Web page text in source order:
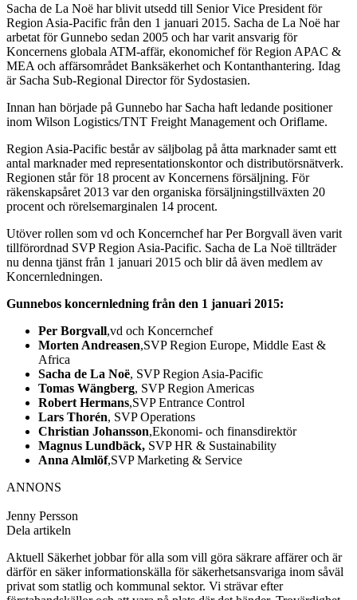
Sacha de La Noë har blivit utsedd till Senior Vice President för
Region Asia-Pacific från den 1 januari 2015. Sacha de La Noë har
arbetat för Gunnebo sedan 2005 och har varit ansvarig för
Koncernens globala ATM-affär, ekonomichef för Region APAC &
MEA och affärsområdet Banksäkerhet och Kontanthantering. Idag
är Sacha Sub-Regional Director för Sydostasien.
Innan han började på Gunnebo har Sacha haft ledande positioner
inom Wilson Logistics/TNT Freight Management och Oriflame.
Region Asia-Pacific består av säljbolag på åtta marknader samt ett
antal marknader med representationskontor och distributörsnätverk.
Regionen står för 18 procent av Koncernens försäljning. För
räkenskapsåret 2013 var den organiska försäljningstillväxten 20
procent och rörelsemarginalen 14 procent.
Utöver rollen som vd och Koncernchef har Per Borgvall även varit
tillförordnad SVP Region Asia-Pacific. Sacha de La Noë tillträder
nu denna tjänst från 1 januari 2015 och blir då även medlem av
Koncernledningen.
Gunnebos koncernledning från den 1 januari 2015:
Per Borgvall,vd och Koncernchef
Morten Andreasen,SVP Region Europe, Middle East &
Africa
Sacha de La Noë, SVP Region Asia-Pacific
Tomas Wängberg, SVP Region Americas
Robert Hermans,SVP Entrance Control
Lars Thorén, SVP Operations
Christian Johansson,Ekonomi- och finansdirektör
Magnus Lundbäck, SVP HR & Sustainability
Anna Almlöf,SVP Marketing & Service
ANNONS
Jenny Persson
Dela artikeln
Aktuell Säkerhet jobbar för alla som vill göra säkrare affärer och är
därför en säker informationskälla för säkerhetsansvariga inom såväl
privat som statlig och kommunal sektor. Vi strävar efter